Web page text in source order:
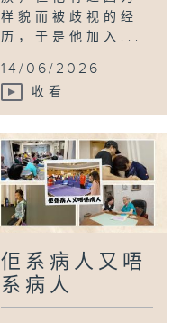
样貌而被歧视的经
历，于是他加入...
14/06/2026
收看
佢系病人又唔
系病人